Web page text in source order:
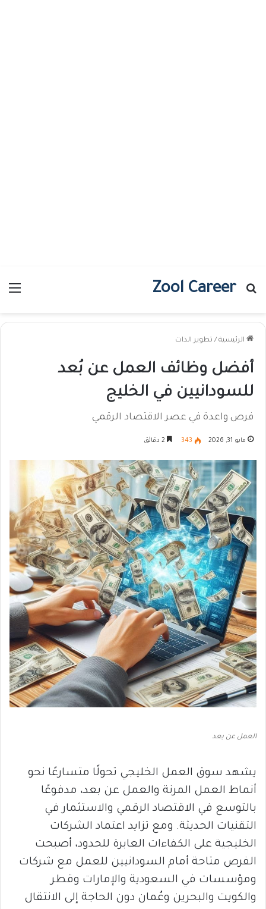
Zool Career
بحث عن
الرئيسية / تطوير الذات
أفضل وظائف العمل عن بُعد
للسودانيين في الخليج
فرص واعدة في عصر الاقتصاد الرقمي
مايو 31, 2026 343
العمل عن بعد
يشهد سوق العمل الخليجي تحولًا متسارعًا نحو
أنماط العمل المرنة والعمل عن بعد، مدفوعًا
بالتوسع في الاقتصاد الرقمي والاستثمار في
التقنيات الحديثة. ومع تزايد اعتماد الشركات
الخليجية على الكفاءات العابرة للحدود، أصبحت
الفرص متاحة أمام السودانيين للعمل مع شركات
ومؤسسات في السعودية والإمارات وقطر
والكويت والبحرين وعُمان دون الحاجة إلى الانتقال